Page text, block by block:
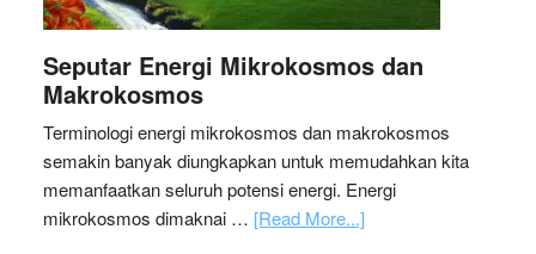
Seputar Energi Mikrokosmos dan
Makrokosmos
Terminologi energi mikrokosmos dan makrokosmos
semakin banyak diungkapkan untuk memudahkan kita
memanfaatkan seluruh potensi energi. Energi
mikrokosmos dimaknai … [Read More...]